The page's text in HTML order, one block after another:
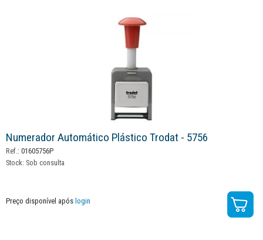
Numerador Automático Plástico Trodat - 5756
Ref.: 01605756P
Stock: Sob consulta
Preço disponível após login